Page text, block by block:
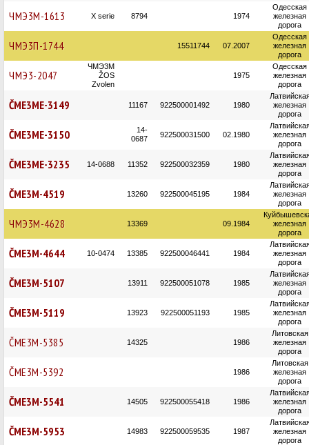
ЧМЭ3М-1613 X serie 8794 1974
Одесская
железная
дорога
ЧМЭ3П-1744 15511744 07.2007
Одесская
железная
дорога
ЧМЭ3-2047
ЧМЭ3М
ŽOS
Zvolen
1975
Одесская
железная
дорога
ČME3ME-3149 11167 922500001492 1980
железная
дорога
ČME3ME-3150
14-
0687
922500031500 02.1980
железная
дорога
ČME3ME-3235 14-0688 11352 922500032359 1980
железная
дорога
ČME3M-4519 13260 922500045195 1984
железная
дорога
ЧМЭ3М-4628 13369 09.1984
железная
дорога
ČME3M-4644 10-0474 13385 922500046441 1984
железная
дорога
ČME3M-5107 13911 922500051078 1985
железная
дорога
ČME3M-5119 13923 922500051193 1985
железная
дорога
ČME3M-5385 14325 1986
Литовская
железная
дорога
ČME3M-5392 1986
Литовская
железная
дорога
ČME3M-5541 14505 922500055418 1986
железная
дорога
ČME3M-5953 14983 922500059535 1987
железная
дорога